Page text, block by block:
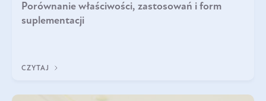
Porównanie właściwości, zastosowań i form
suplementacji
CZYTAJ